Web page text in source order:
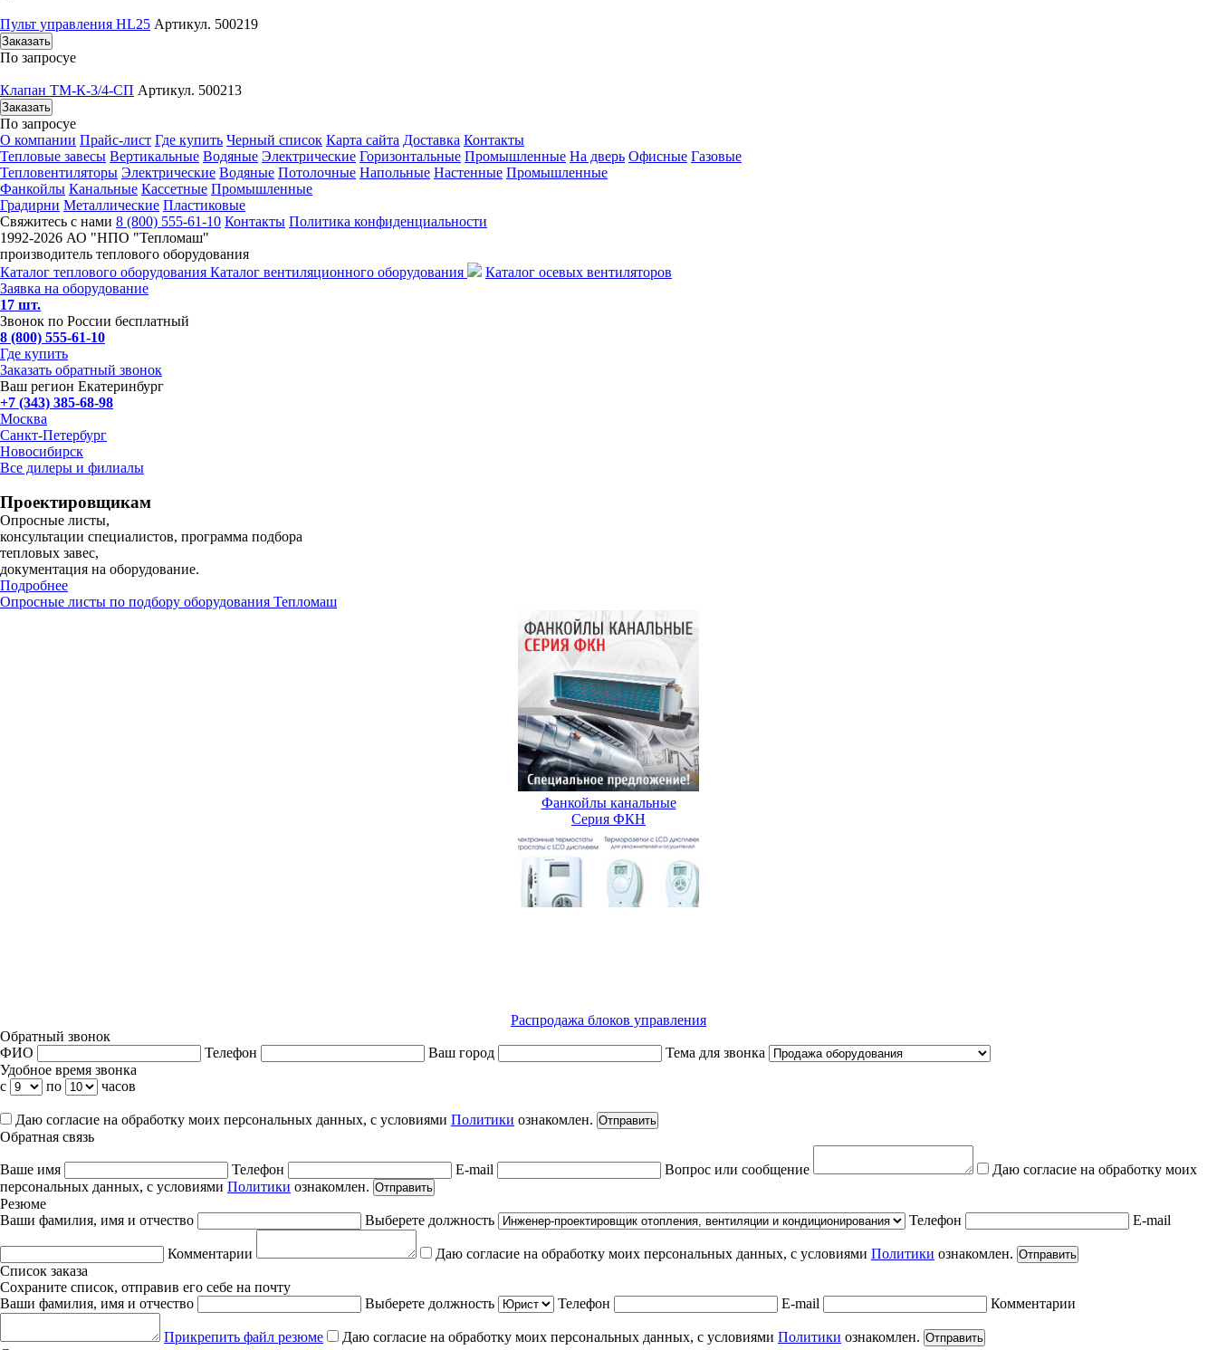
Пульт управления HL25 Артикул. 500219
Заказать
По запросуе
Клапан ТМ-К-3/4-СП Артикул. 500213
Заказать
По запросуе
О компании Прайс-лист Где купить Черный список Карта сайта Доставка Контакты
Тепловые завесы Вертикальные Водяные Электрические Горизонтальные Промышленные На дверь Офисные Газовые
Тепловентиляторы Электрические Водяные Потолочные Напольные Настенные Промышленные
Фанкойлы Канальные Кассетные Промышленные
Градирни Металлические Пластиковые
Свяжитесь с нами 8 (800) 555-61-10 Контакты Политика конфиденциальности
1992-2026 АО "НПО "Тепломаш"
производитель теплового оборудования
Каталог теплового оборудования Каталог вентиляционного оборудования
Каталог осевых вентиляторов
Заявка на оборудование
17 шт.
Звонок по России бесплатный
8 (800) 555-61-10
Где купить
Заказать обратный звонок
Ваш регион Екатеринбург
+7 (343) 385-68-98
Москва
Санкт-Петербург
Новосибирск
Все дилеры и филиалы
Проектировщикам
Опросные листы,
консультации специалистов, программа подбора
тепловых завес,
документация на оборудование.
Подробнее
Опросные листы по подбору оборудования Тепломаш
Фанкойлы канальные
Серия ФКН
Распродажа блоков управления
Обратный звонок
ФИО
Телефон Ваш город
Тема для звонка
Удобное время звонка
с
по часов
Даю согласие на обработку моих персональных данных, с условиями Политики ознакомлен. Отправить
Обратная связь
Ваше имя Телефон E-mail Вопрос или сообщение
Даю согласие на обработку моих
персональных данных, с условиями Политики ознакомлен. Отправить
Резюме
Ваши фамилия, имя и отчество
Выберете должность Телефон E-mail
Комментарии Даю согласие на обработку моих персональных данных, с условиями Политики ознакомлен. Отправить
Список заказа
Сохраните список, отправив его себе на почту
Ваши фамилия, имя и отчество
Выберете должность Телефон E-mail Комментарии
Прикрепить файл резюме Даю согласие на обработку моих персональных данных, с условиями Политики ознакомлен. Отправить